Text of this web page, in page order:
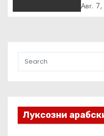
Авг.
Луксозни